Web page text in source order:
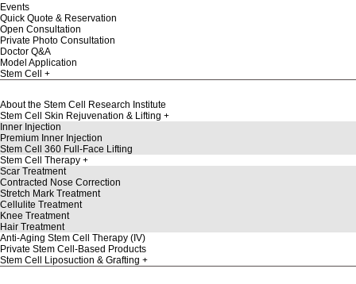
Events
Quick Quote & Reservation
Open Consultation
Private Photo Consultation
Doctor Q&A
Model Application
Stem Cell
About the Stem Cell Research Institute
Stem Cell Skin Rejuvenation & Lifting
Inner Injection
Premium Inner Injection
Stem Cell 360 Full-Face Lifting
Stem Cell Therapy
Scar Treatment
Contracted Nose Correction
Stretch Mark Treatment
Cellulite Treatment
Knee Treatment
Hair Treatment
Anti-Aging Stem Cell Therapy (IV)
Private Stem Cell-Based Products
Stem Cell Liposuction & Grafting